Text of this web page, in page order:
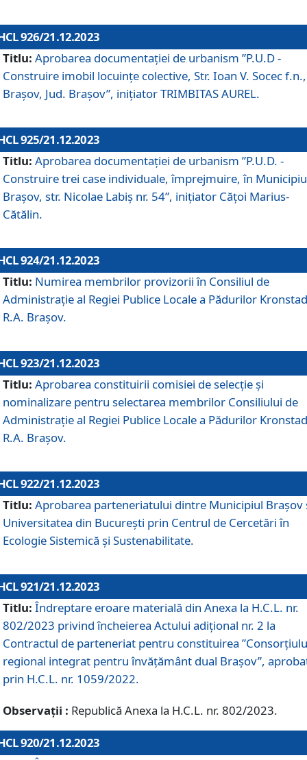
926/21.12.2023
Titlu: Aprobarea documentaţiei de urbanism ”P.U.D -
Construire imobil locuințe colective, Str. Ioan V. Socec f.n.,
Brașov, Jud. Brașov”, inițiator TRIMBITAS AUREL.
925/21.12.2023
Titlu: Aprobarea documentaţiei de urbanism ”P.U.D. -
Construire trei case individuale, împrejmuire, în
Brașov, str. Nicolae Labiș nr. 54”, inițiator Cățoi Marius-
Cătălin.
924/21.12.2023
Titlu: Numirea membrilor provizorii în Consiliul de
Administraţie al Regiei Publice Locale a Pădurilor
R.A. Brașov.
923/21.12.2023
Titlu: Aprobarea constituirii comisiei de selecție și
nominalizare pentru selectarea membrilor Consiliului de
Administrație al Regiei Publice Locale a Pădurilor
R.A. Brașov.
922/21.12.2023
Titlu: Aprobarea parteneriatului dintre Municipiul Brașov
Universitatea din București prin Centrul de Cercetări în
Ecologie Sistemică și Sustenabilitate.
921/21.12.2023
Titlu: Îndreptare eroare materială din Anexa la H.C.L. nr.
802/2023 privind încheierea Actului adițional nr. 2 la
Contractul de parteneriat pentru constituirea
regional integrat pentru învățământ dual Brașov”,
prin H.C.L. nr. 1059/2022.
Observații : Republică Anexa la H.C.L. nr. 802/2023.
920/21.12.2023